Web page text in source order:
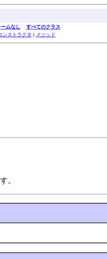
ームなし
すべてのクラス
ンストラクタ | メソッド
。